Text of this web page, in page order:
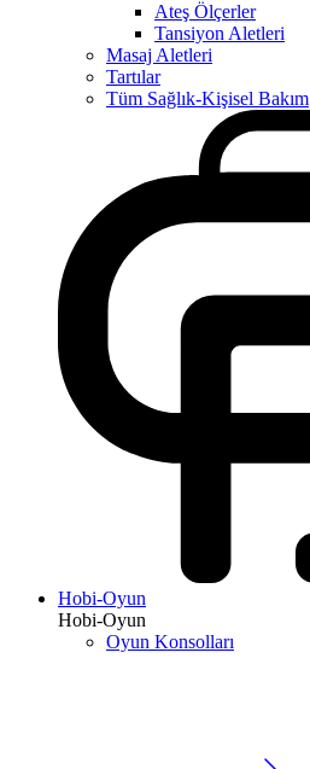
Ateş Ölçerler
Tansiyon Aletleri
Masaj Aletleri
Tartılar
Tüm Sağlık-Kişisel Bakım
Hobi-Oyun
Hobi-Oyun
Oyun Konsolları